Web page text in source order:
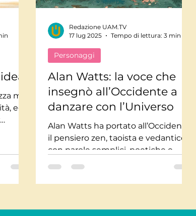
e Olismo Storie a lieto fine
impossibili Tecnologia
Salute Medicina Interviste
ma
ego,
Alan Watts: la voce che
insegnò all’Occidente a
danzare con l’Universo
Alan Watts ha portato all’Occidente
il pensiero zen, taoista e vedantico
con parole semplici, poetiche e
profonde. Non era un guru, ma un
mostrarci che la vita non va risolta,
dell’universo, non individui separati.
Personaggi
Redazione UAM.TV
17 lug 2025
Tempo di lettura: 3 min